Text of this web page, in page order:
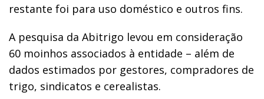
restante foi para uso doméstico e outros fins.
A pesquisa da Abitrigo levou em consideração
60 moinhos associados à entidade – além de
dados estimados por gestores, compradores de
trigo, sindicatos e cerealistas.